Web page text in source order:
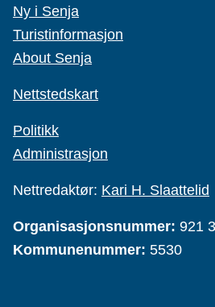
Ny i Senja
Turistinformasjon
About Senja
Nettstedskart
Politikk
Administrasjon
Nettredaktør: Kari H. Slaattelid
Organisasjonsnummer: 921
Kommunenummer: 5530